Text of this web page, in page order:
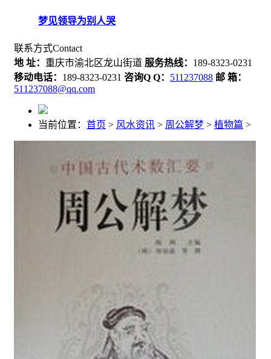
梦见领导为别人哭
联系方式Contact
地 址： 重庆市渝北区龙山街道 服务热线： 189-8323-0231
移动电话： 189-8323-0231 咨询Q Q： 511237088 邮 箱：
511237088@qq.com
当前位置： 首页 > 风水资讯 > 周公解梦 > 植物篇 >